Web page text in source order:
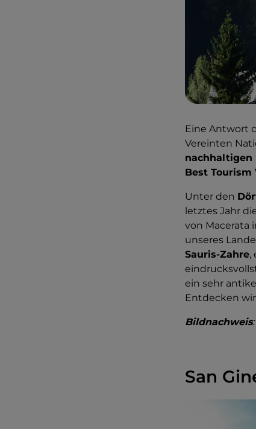
Eine Antwort
Vereinten
nachhaltigen
Best Tourism
Unter den
letztes Jahr
von Macerata
unseres
Sauris-Zahre,
ein sehr
Entdecken
Bildnachweis
San